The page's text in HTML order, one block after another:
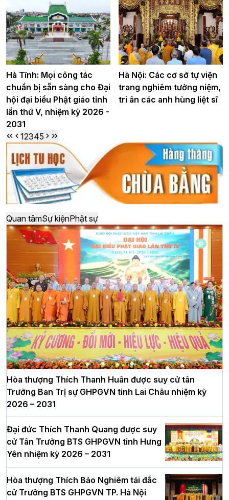
Hà Tĩnh: Mọi công tác
chuẩn bị sẵn sàng cho Đại
hội đại biểu Phật giáo tỉnh
lần thứ V, nhiệm kỳ 2026 -
2031
Hà Nội: Các cơ sở tự viện
trang nghiêm tưởng niệm,
tri ân các anh hùng liệt sĩ
12345
Quan tâmSự kiệnPhật sự
Hòa thượng Thích Thanh Huân được suy cử tân
Trưởng Ban Trị sự GHPGVN tỉnh Lai Châu nhiệm kỳ
2026 – 2031
Đại đức Thích Thanh Quang được suy
cử Tân Trưởng BTS GHPGVN tỉnh Hưng
Yên nhiệm kỳ 2026 – 2031
Hòa thượng Thích Bảo Nghiêm tái đắc
cử Trưởng BTS GHPGVN TP. Hà Nội